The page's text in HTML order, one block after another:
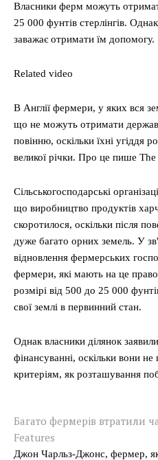
Власники ферм можуть
25 000 фунтів стерлінгів.
заважає отримати їм допомогу.
Related video
В Англії фермери, у яких вся
що не можуть отримати
повінню, оскільки їхні угіддя
великої річки. Про це пише
Сільськогосподарські
що виробництво продуктів
скоротилося, оскільки після
дуже багато орних земель. У
відновлення фермерських
фермери, які мають на це
розмірі від 500 до 25 000
свої землі в первинний стан.
Однак власники ділянок
фінансуванні, оскільки вони не
критеріям, як розташування
Багато фермерів втратили
Features
Джон Чарльз-Джонс, фермер,